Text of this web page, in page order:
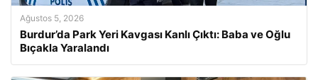
Ağustos 5, 2026
Burdur’da Park Yeri Kavgası Kanlı Çıktı: Baba ve Oğlu
Bıçakla Yaralandı